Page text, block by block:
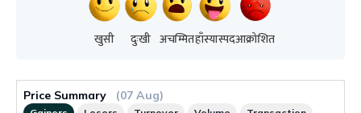
खुसी दुःखी अचम्मितहाँस्यास्पदआक्रोशित